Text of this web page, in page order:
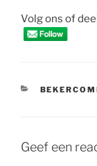
Volg ons of
Geef een